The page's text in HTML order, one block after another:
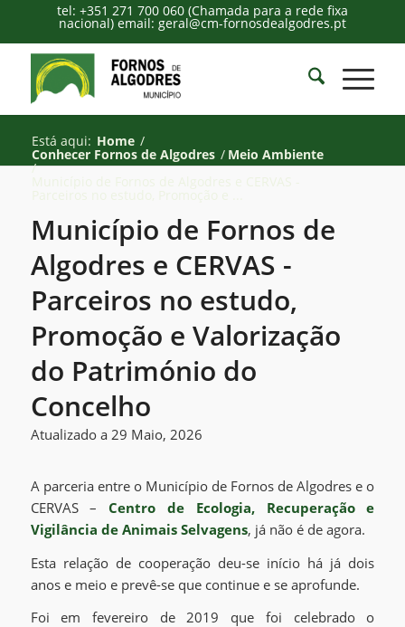
tel: +351 271 700 060 (Chamada para a rede fixa
nacional) email: geral@cm-fornosdealgodres.pt
Está aqui: Home /
Conhecer Fornos de Algodres / Meio Ambiente
/
Município de Fornos de Algodres e CERVAS -
Parceiros no estudo, Promoção e ...
Município de Fornos de
Algodres e CERVAS -
Parceiros no estudo,
Promoção e Valorização
do Património do
Concelho
Atualizado a 29 Maio, 2026
A parceria entre o Município de Fornos de Algodres e o
CERVAS –Centro de Ecologia, Recuperação e
Vigilância de Animais Selvagens, já não é de agora.
Esta relação de cooperação deu-se início há já dois
anos e meio e prevê-se que continue e se aprofunde.
Foi em fevereiro de 2019 que foi celebrado o